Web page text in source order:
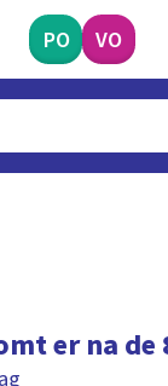
PO VO
er na de